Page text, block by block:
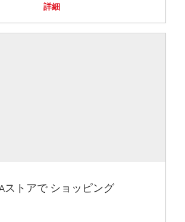
詳細
ストアで ショッピング